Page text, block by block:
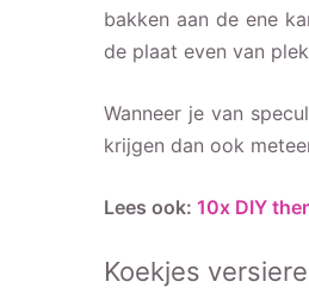
bakken aan de ene
de plaat even van
Wanneer je van
krijgen dan ook
Lees ook: 10x DIY
Koekjes